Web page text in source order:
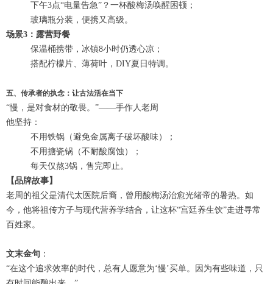
下午3点“电量告急”？一杯酸梅汤唤醒困顿；
玻璃瓶分装，便携又高级。
场景3：露营野餐
保温桶携带，冰镇8小时仍透心凉；
搭配柠檬片、薄荷叶，DIY夏日特调。
五、传承者的执念：让古法活在当下
“慢，是对食材的敬畏。”——手作人老周
他坚持：
不用铁锅（避免金属离子破坏酸味）；
不用搪瓷锅（不耐酸腐蚀）；
每天仅熬3锅，售完即止。
【品牌故事】
老周的祖父是清代太医院后裔，曾用酸梅汤治愈光绪帝的暑热。如
今，他将祖传方子与现代营养学结合，让这杯“宫廷养生饮”走进寻常
百姓家。
文末金句 ：
“在这个追求效率的时代，总有人愿意为‘慢’买单。因为有些味道，只